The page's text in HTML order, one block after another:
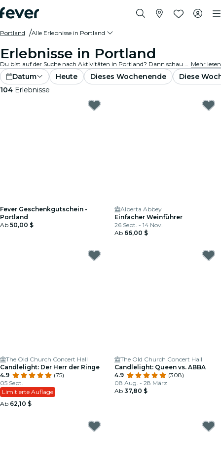
Portland Alle Erlebnisse in Portland
Erlebnisse in Portland
Du bist auf der Suche nach Aktivitäten in Portland? Dann schau Dir unsere vollständige Auswahl an und entdecke die besten Aktivitäten und Erlebnisse, die wir aktuell in der Stadt anbieten. Mehr lesen
Datum Heute Dieses Wochenende
Diese
104 Erlebnisse
Fever Geschenkgutschein -
Portland
Ab 50,00 $
Alberta Abbey
Einfacher Weinführer
26 Sept. - 14 Nov.
Ab 66,00 $
The Old Church Concert Hall
Candlelight: Der Herr der Ringe
4.9
(75)
05 Sept.
Limitierte Auflage
Ab 62,10 $
The Old Church Concert Hall
Candlelight: Queen vs. ABBA
4.9
(308)
08 Aug. - 28 März
Ab 37,80 $